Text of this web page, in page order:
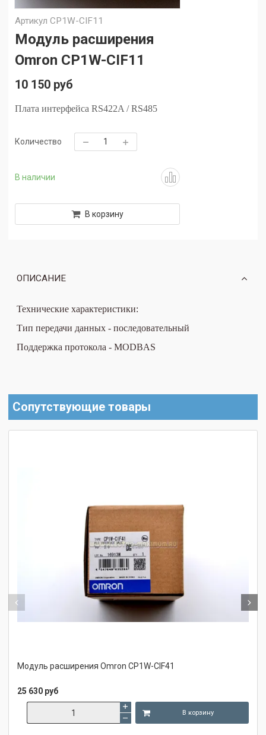
АртикулCP1W-CIF11
Модуль расширения
Omron CP1W-CIF11
В наличии
10 150 руб
Плата интерфейса RS422A / RS485
Количество
В корзину
ОПИСАНИЕ
Технические характеристики:
Тип передачи данных - последовательный
Поддержка протокола - MODBAS
Сопутствующие товары
Модуль расширения Omron CP1W-CIF41
25 630 руб
В корзину